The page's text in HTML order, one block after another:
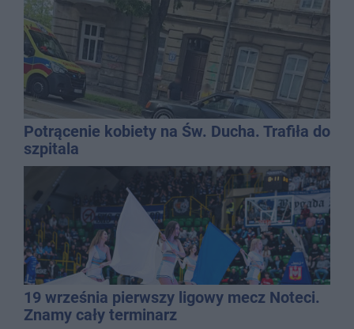
Potrącenie kobiety na Św. Ducha. Trafiła do
szpitala
19 września pierwszy ligowy mecz Noteci.
Znamy cały terminarz